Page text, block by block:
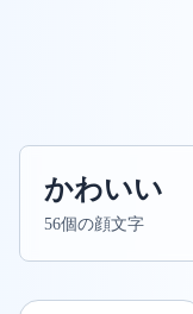
かわいい
56個の顔文字